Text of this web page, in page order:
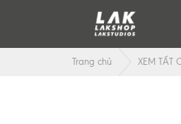
Trang chủ XEM TẤT